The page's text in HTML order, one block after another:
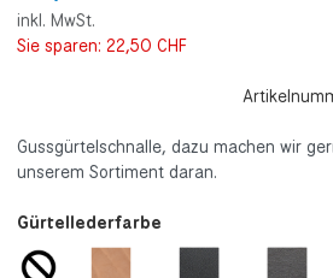
inkl. MwSt.
Sie sparen: 22,50 CHF
Gussgürtelschnalle, dazu machen wir
unserem Sortiment daran.
Gürtellederfarbe